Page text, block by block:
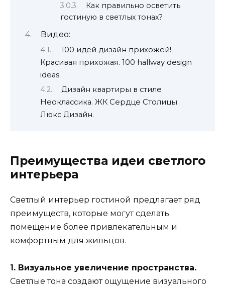
Как правильно осветить
гостиную в светлых тонах?
Видео:
100 идей дизайн прихожей!
Красивая прихожая. 100 hallway design
ideas.
Дизайн квартиры в стиле
Неоклассика. ЖК Сердце Столицы.
Люкс Дизайн.
Преимущества идеи светлого
интерьера
Светлый интерьер гостиной предлагает ряд
преимуществ, которые могут сделать
помещение более привлекательным и
комфортным для жильцов.
1. Визуальное увеличение пространства.
Светлые тона создают ощущение визуального